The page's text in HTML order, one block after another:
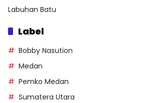
Labuhan Batu
Label
Bobby Nasution
Medan
Pemko Medan
Sumatera Utara